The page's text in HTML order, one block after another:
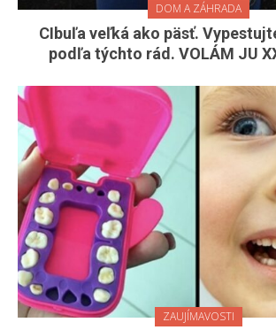
DOM A ZÁHRADA
CIbuľa veľká ako päsť.
podľa týchto rád. VOLÁM JU
ZAUJÍMAVOSTI